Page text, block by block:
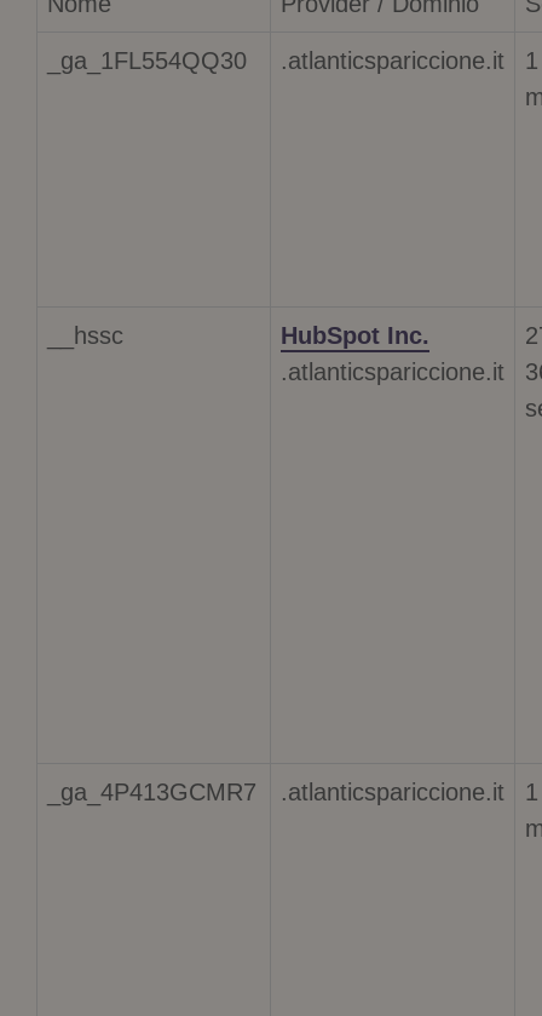
_ga_1FL554QQ30 .atlanticspariccione.it
__hssc
HubSpot Inc.
.atlanticspariccione.it
_ga_4P413GCMR7 .atlanticspariccione.it